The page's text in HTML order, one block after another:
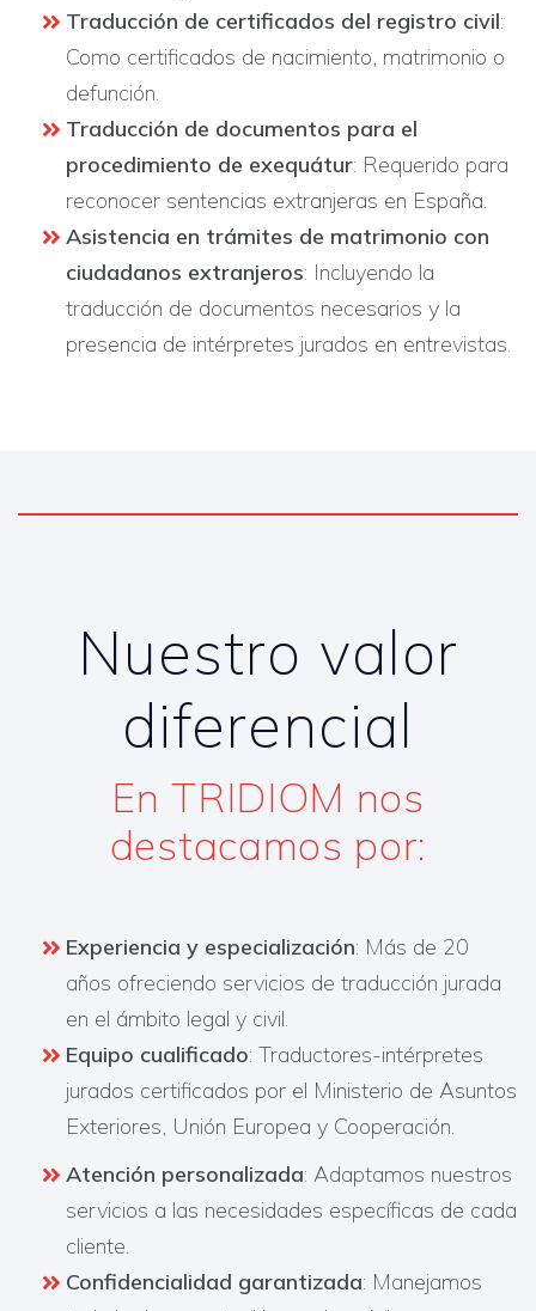
Traducción de certificados del registro civil:
Como certificados de nacimiento, matrimonio o
defunción.
Traducción de documentos para el
procedimiento de exequátur: Requerido para
reconocer sentencias extranjeras en España.
Asistencia en trámites de matrimonio con
ciudadanos extranjeros: Incluyendo la
traducción de documentos necesarios y la
presencia de intérpretes jurados en entrevistas.
Nuestro valor
diferencial
En TRIDIOM nos
destacamos por:​
Experiencia y especialización: Más de 20
años ofreciendo servicios de traducción jurada
en el ámbito legal y civil.
Equipo cualificado: Traductores-intérpretes
jurados certificados por el Ministerio de Asuntos
Exteriores, Unión Europea y Cooperación.
Atención personalizada: Adaptamos nuestros
servicios a las necesidades específicas de cada
cliente.
Confidencialidad garantizada: Manejamos